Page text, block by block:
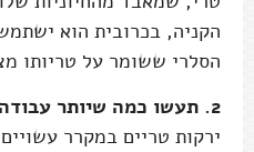
הקניה, בכרובית הוא
הסלרי ששומר על טריותו
2. תעשו כמה שיותר עבודה מראש
ירקות טריים במקרר